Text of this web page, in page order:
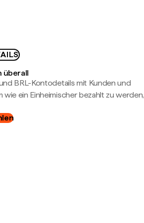
überall
und BRL-Kontodetails mit Kunden und
wie ein Einheimischer bezahlt zu werden,